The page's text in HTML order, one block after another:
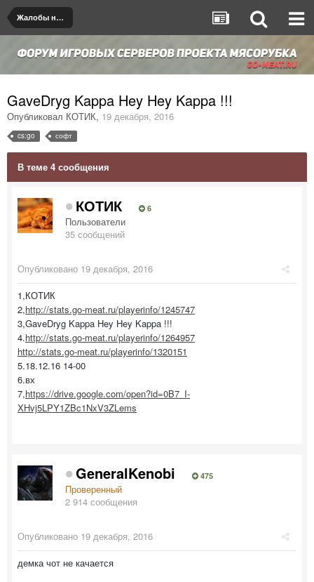
Жалобы на игроков/админов
GaveDryg Kappa Hey Hey Kappa !!!
Опубликовал КОТИК, 19 декабря, 2016
cs:go софт
В теме 4 сообщения
КОТИК 6
Пользователи
35 сообщений
Опубликовано 19 декабря, 2016
1,КОТИК
2,http://stats.go-meat.ru/playerinfo/1245747
3,GaveDryg Kappa Hey Hey Kappa !!!
4.http://stats.go-meat.ru/playerinfo/1264957
http://stats.go-meat.ru/playerinfo/1320151
5.18.12.16 14-00
6.вх
7,https://drive.google.com/open?id=0B7_I-
XHvj5LPY1ZBc1NxV3ZLems
GeneralKenobi 475
Проверенный
2 914 сообщения
Опубликовано 19 декабря, 2016
демка чот не качается